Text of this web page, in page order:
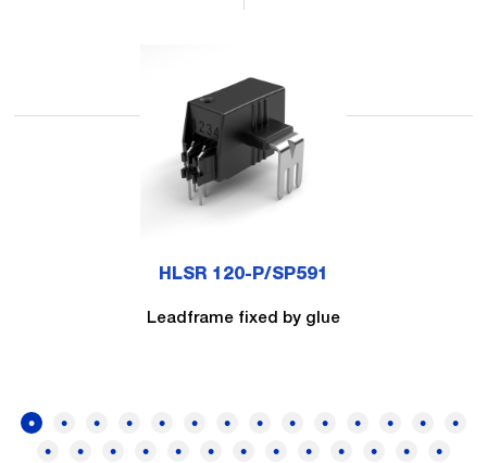
HLSR 120-P/SP591
Leadframe fixed by glue